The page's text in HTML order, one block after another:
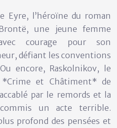
Eyre, l’héroïne du roman
une jeune femme
courage pour son
défiant les conventions
encore, Raskolnikov, le
et Châtiment* de
par le remords et la
un acte terrible.
profond des pensées et